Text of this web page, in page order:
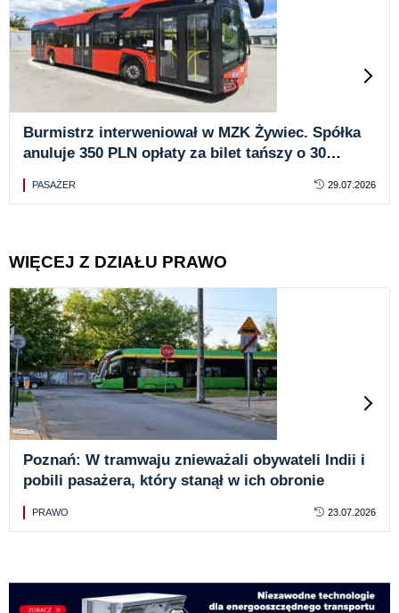
Burmistrz interweniował w MZK Żywiec. Spółka
anuluje 350 PLN opłaty za bilet tańszy o 30
PASAŻER 29.07.2026
WIĘCEJ Z DZIAŁU PRAWO
Poznań: W tramwaju znieważali obywateli Indii i
pobili pasażera, który stanął w ich obronie
PRAWO 23.07.2026